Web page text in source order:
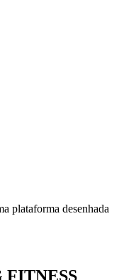
plataforma desenhada